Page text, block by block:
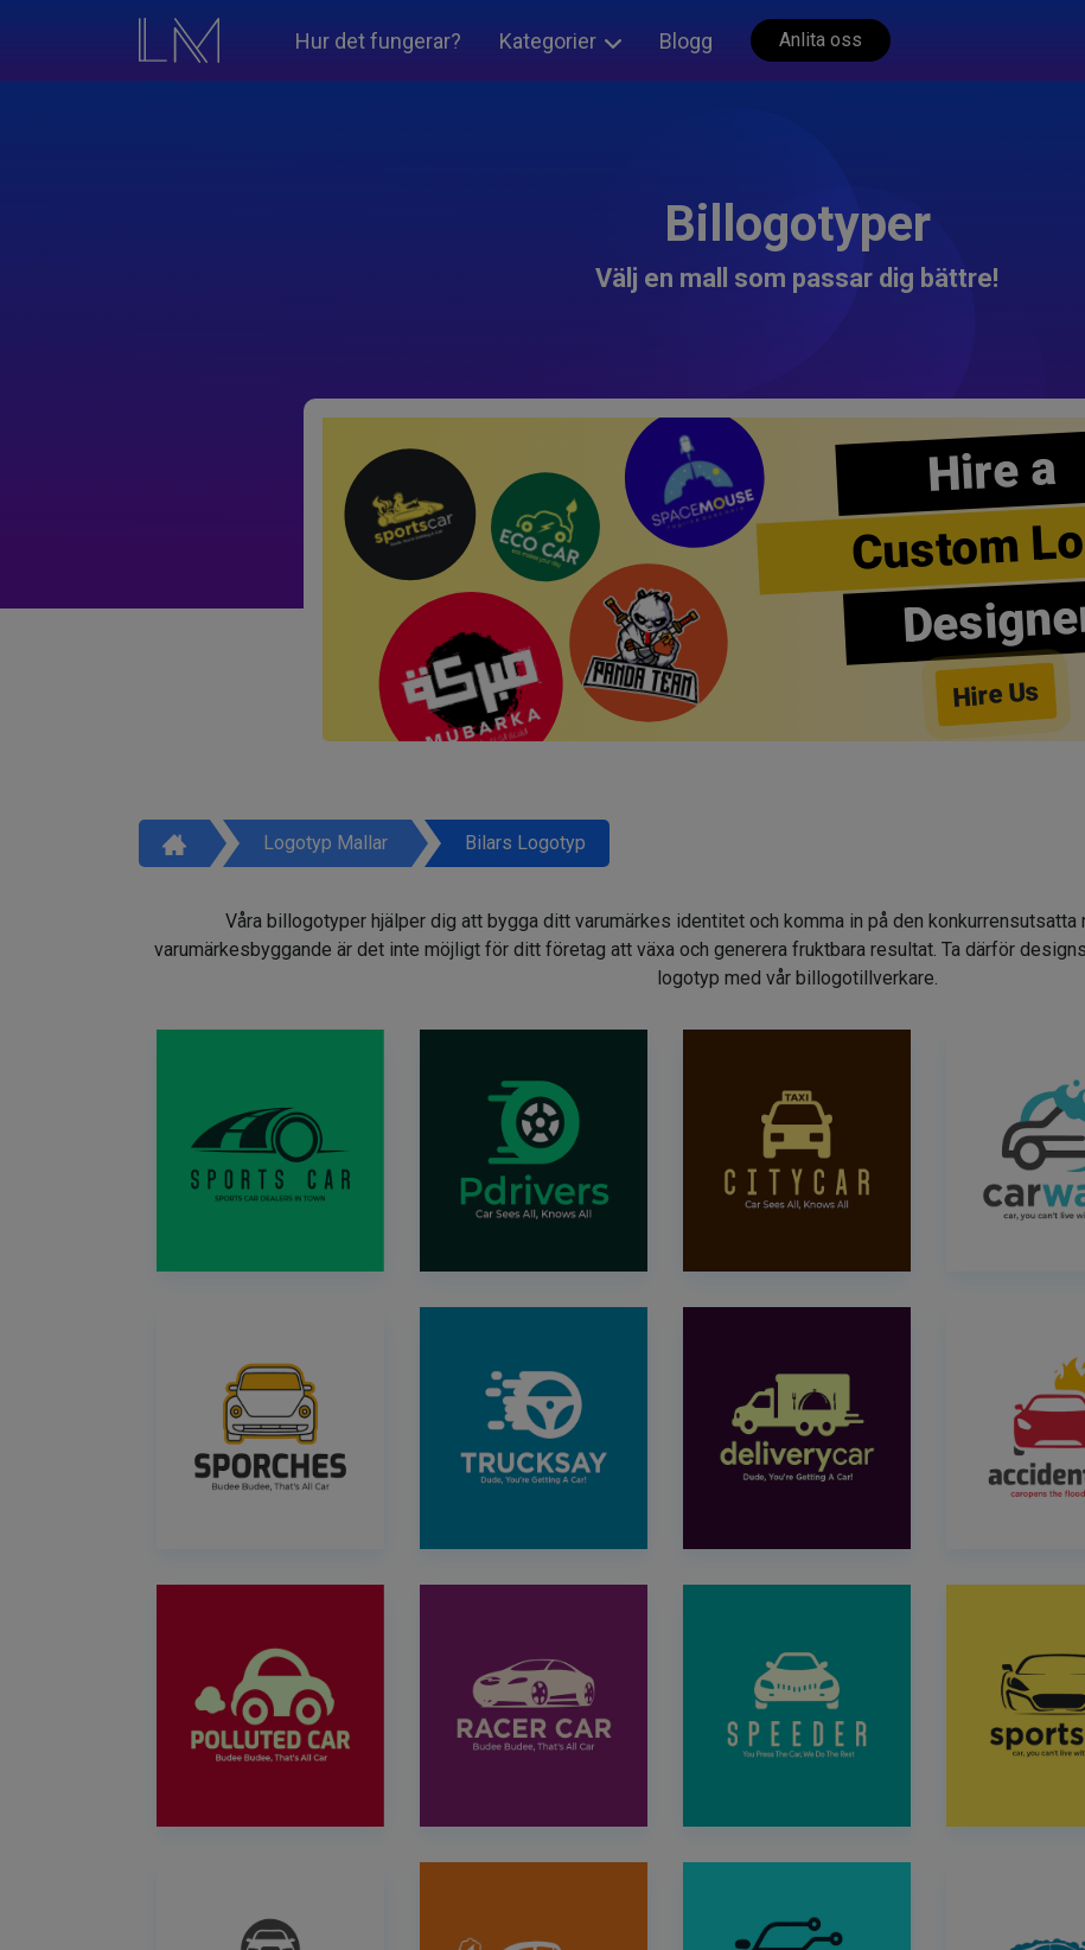
Hur det fungerar? Kategorier Blogg Anlita oss
Billogotyper
Välj en mall som passar dig bättre!
Hire a
Custom
Hire Us
Logotyp Mallar Bilars Logotyp
Våra billogotyper hjälper dig att bygga ditt varumärkes identitet och komma in på den konkurrensutsatta
varumärkesbyggande är det inte möjligt för ditt företag att växa och generera fruktbara resultat. Ta därför
logotyp med vår billogotillverkare.